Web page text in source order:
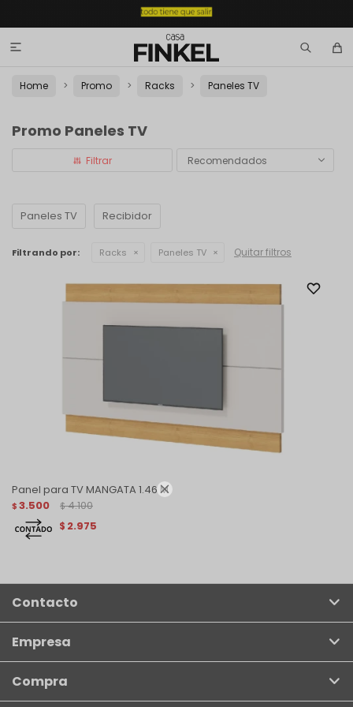


Home Promo Racks Paneles TV
Promo Paneles TV
Recomendados
Paneles TV Recibidor
Filtrando por: Racks Paneles TV Quitar filtros
Panel para TV MANGATA 1.46 M
$ 3.500 $ 4.100
$ 2.975
Contacto
Empresa
Compra